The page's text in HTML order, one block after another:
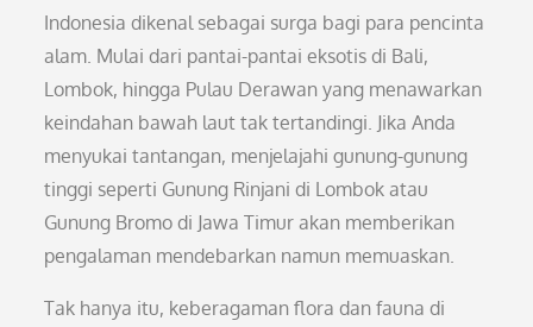
Indonesia dikenal sebagai surga bagi para pencinta
alam. Mulai dari pantai-pantai eksotis di Bali,
Lombok, hingga Pulau Derawan yang menawarkan
keindahan bawah laut tak tertandingi. Jika Anda
menyukai tantangan, menjelajahi gunung-gunung
tinggi seperti Gunung Rinjani di Lombok atau
Gunung Bromo di Jawa Timur akan memberikan
pengalaman mendebarkan namun memuaskan.
Tak hanya itu, keberagaman flora dan fauna di